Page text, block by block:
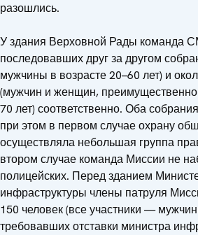
разошлись.
У здания Верховной Рады команда
последовавших друг за другом
мужчины в возрасте 20–60 лет) и
(мужчин и женщин, преимущественно
70 лет) соответственно. Оба
при этом в первом случае охрану
осуществляла небольшая группа
втором случае команда Миссии не
полицейских. Перед зданием
инфраструктуры члены патруля
150 человек (все участники —
требовавших отставки министра